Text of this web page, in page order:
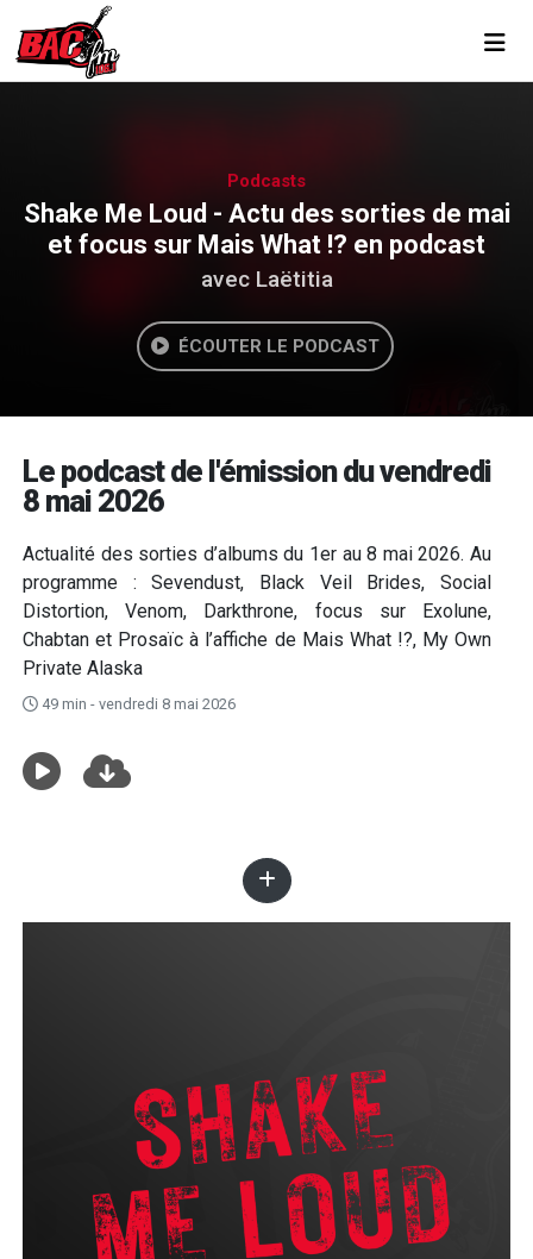
Podcasts
Shake Me Loud - Actu des sorties de mai
et focus sur Mais What !? en podcast
avec Laëtitia
ÉCOUTER LE PODCAST
Le podcast de l'émission du vendredi
8 mai 2026
Actualité des sorties d’albums du 1er au 8 mai 2026. Au
programme : Sevendust, Black Veil Brides, Social
Distortion, Venom, Darkthrone, focus sur Exolune,
Chabtan et Prosaïc à l’affiche de Mais What !?, My Own
Private Alaska
49 min - vendredi 8 mai 2026